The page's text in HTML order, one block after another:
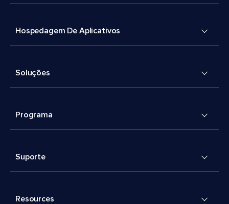
Hospedagem De Aplicativos
Soluções
Programa
Suporte
Resources